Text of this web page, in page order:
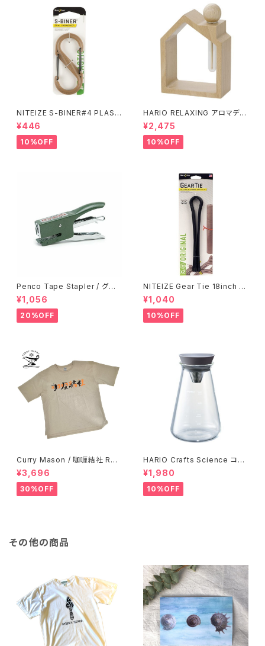
NITEIZE S-BINER#4 PLAST
IC / コヨーテ
¥446
10%OFF
HARIO RELAXING アロマディ
フューザー 木のお家
¥2,475
10%OFF
Penco Tape Stapler / グリ
ーン
¥1,056
20%OFF
NITEIZE Gear Tie 18inch /
ブラック
¥1,040
10%OFF
Curry Mason / 咖喱結社 RET
RO T-Shirt
¥3,696
30%OFF
HARIO Crafts Science コニ
カルティーピッチャー 500ml
¥1,980
10%OFF
その他の商品